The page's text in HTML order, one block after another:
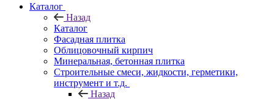
Каталог
Назад
Каталог
Фасадная плитка
Облицовочный кирпич
Минеральная, бетонная плитка
Строительные смеси, жидкости, герметики,
инструмент и т.д.
Назад